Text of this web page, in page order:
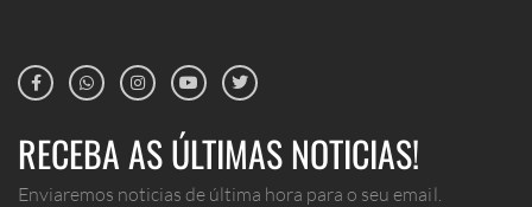
RECEBA AS ÚLTIMAS NOTICIAS!
Enviaremos noticias de última hora para o seu email.